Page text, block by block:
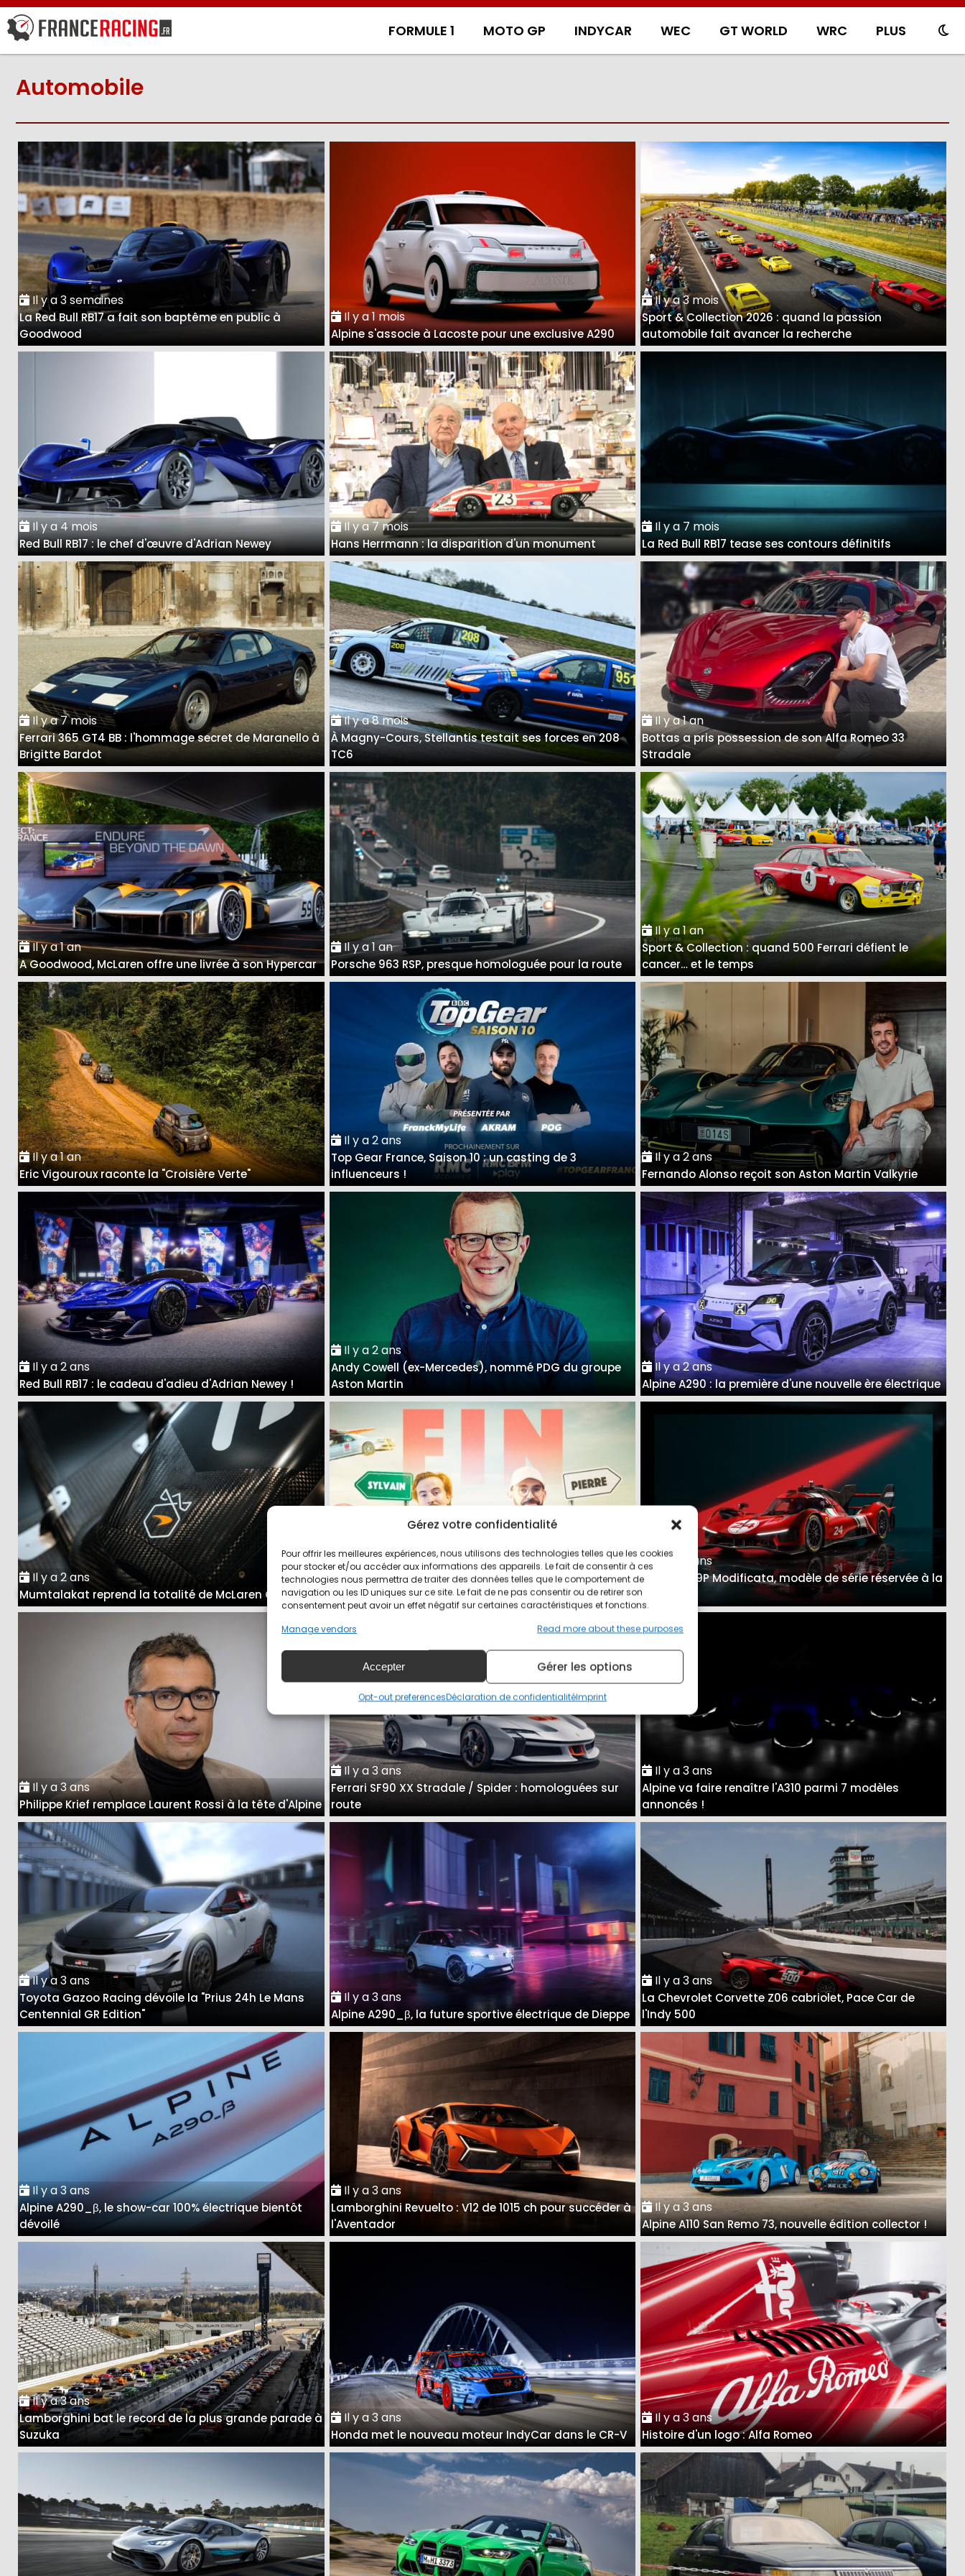
Gérez votre confidentialité
Pour offrir les meilleures expériences, nous utilisons des technologies telles que les cookies
pour stocker et/ou accéder aux informations des appareils. Le fait de consentir à ces
technologies nous permettra de traiter des données telles que le comportement de
navigation ou les ID uniques sur ce site. Le fait de ne pas consentir ou de retirer son
consentement peut avoir un effet négatif sur certaines caractéristiques et fonctions.
Manage vendors
Read more about these purposes
Accepter Gérer les options
Opt-out preferencesDéclaration de confidentialitéImprint
FORMULE 1 MOTO GP INDYCAR WEC GT WORLD WRC PLUS
Automobile
Il y a 3 semaines
La Red Bull RB17 a fait son baptême en public à
Goodwood
Il y a 1 mois
Alpine s'associe à Lacoste pour une exclusive A290
Il y a 3 mois
Sport & Collection 2026 : quand la passion
automobile fait avancer la recherche
Il y a 4 mois
Red Bull RB17 : le chef d'œuvre d'Adrian Newey
Il y a 7 mois
Hans Herrmann : la disparition d'un monument
Il y a 7 mois
La Red Bull RB17 tease ses contours définitifs
Il y a 7 mois
Ferrari 365 GT4 BB : l'hommage secret de Maranello à
Brigitte Bardot
Il y a 8 mois
À Magny-Cours, Stellantis testait ses forces en 208
TC6
Il y a 1 an
Bottas a pris possession de son Alfa Romeo 33
Stradale
Il y a 1 an
A Goodwood, McLaren offre une livrée à son Hypercar
Il y a 1 an
Porsche 963 RSP, presque homologuée pour la route
Il y a 1 an
Sport & Collection : quand 500 Ferrari défient le
cancer… et le temps
Il y a 1 an
Eric Vigouroux raconte la "Croisière Verte"
Il y a 2 ans
Top Gear France, Saison 10 : un casting de 3
influenceurs !
Il y a 2 ans
Fernando Alonso reçoit son Aston Martin Valkyrie
Il y a 2 ans
Red Bull RB17 : le cadeau d'adieu d'Adrian Newey !
Il y a 2 ans
Andy Cowell (ex-Mercedes), nommé PDG du groupe
Aston Martin
Il y a 2 ans
Alpine A290 : la première d'une nouvelle ère électrique
Il y a 2 ans
Mumtalakat reprend la totalité de McLaren Group
Il y a 3 ans
Pierre et Sylvain arrêtent l'aventure Vilebrequin sur
YouTube
Il y a 3 ans
Ferrari 499P Modificata, modèle de série réservée à la
piste
Il y a 3 ans
Philippe Krief remplace Laurent Rossi à la tête d'Alpine
Il y a 3 ans
Ferrari SF90 XX Stradale / Spider : homologuées sur
route
Il y a 3 ans
Alpine va faire renaître l'A310 parmi 7 modèles
annoncés !
Il y a 3 ans
Toyota Gazoo Racing dévoile la "Prius 24h Le Mans
Centennial GR Edition"
Il y a 3 ans
Alpine A290_β, la future sportive électrique de Dieppe
Il y a 3 ans
La Chevrolet Corvette Z06 cabriolet, Pace Car de
l'Indy 500
Il y a 3 ans
Alpine A290_β, le show-car 100% électrique bientôt
dévoilé
Il y a 3 ans
Lamborghini Revuelto : V12 de 1015 ch pour succéder à
l'Aventador
Il y a 3 ans
Alpine A110 San Remo 73, nouvelle édition collector !
Il y a 3 ans
Lamborghini bat le record de la plus grande parade à
Suzuka
Il y a 3 ans
Honda met le nouveau moteur IndyCar dans le CR-V
Il y a 3 ans
Histoire d'un logo : Alfa Romeo